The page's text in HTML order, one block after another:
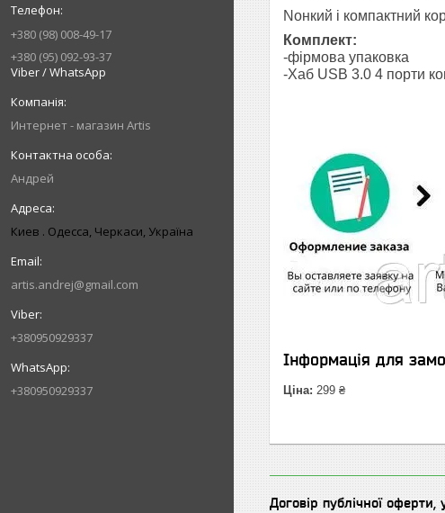
+380 (98) 008-49-17
+380 (95) 092-93-37
Viber / WhatsApp
Интернет - магазин Artis
Андрей
Киев . Одесса, Черкаси, Україна
artis.andrej@gmail.com
+380950929337
+380950929337
Nонкий і компактний
Комплект:
-фірмова упаковка
-Хаб USB 3.0 4 порти
Інформація для
Ціна: 299 ₴
Договір публічної оферти,